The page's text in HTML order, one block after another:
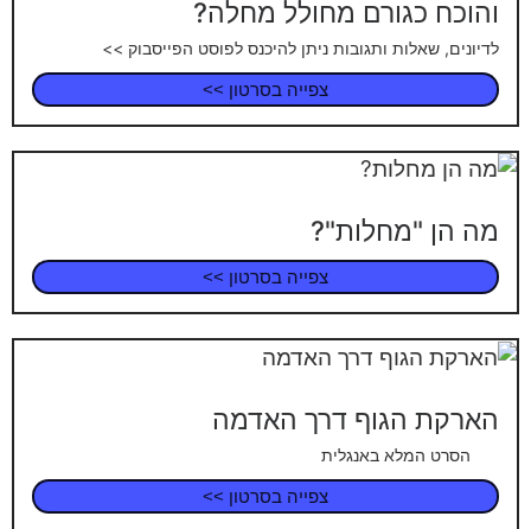
והוכח כגורם מחולל מחלה?
לדיונים, שאלות ותגובות ניתן להיכנס לפוסט הפייסבוק >>
צפייה בסרטון >>
מה הן "מחלות"?
צפייה בסרטון >>
הארקת הגוף דרך האדמה
הסרט המלא באנגלית
צפייה בסרטון >>